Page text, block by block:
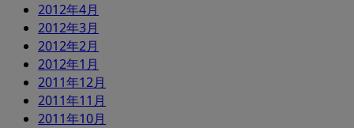
2012年4月
2012年3月
2012年2月
2012年1月
2011年12月
2011年11月
2011年10月